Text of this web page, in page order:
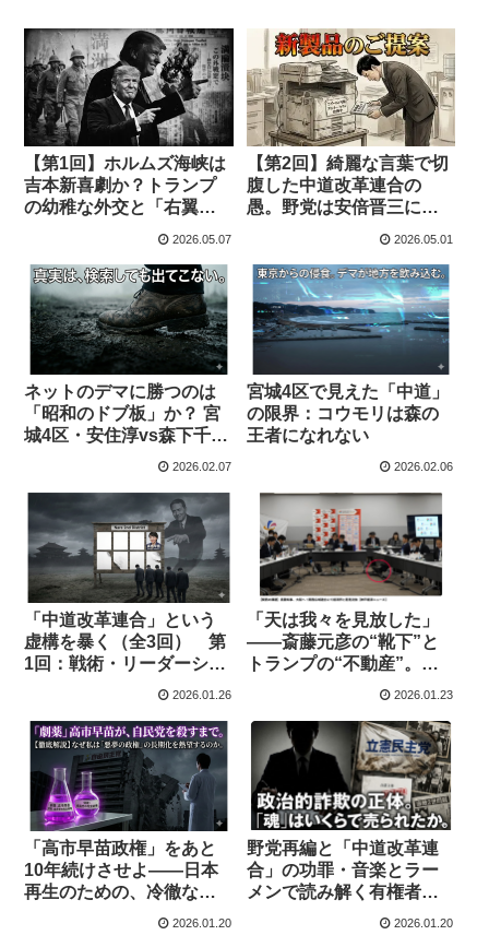
【第1回】ホルムズ海峡は
吉本新喜劇か？トランプ
の幼稚な外交と「右翼は
2026.05.07
【第2回】綺麗な言葉で切
腹した中道改革連合の
愚。野党は安倍晋三に学
う」究極の選挙戦術を直
視せよ
2026.05.01
ネットのデマに勝つのは
「昭和のドブ板」か？ 宮
城4区・安住淳vs森下千里
から見る日本の選挙の分
2026.02.07
宮城4区で見えた「中道」
の限界：コウモリは森の
王者になれない
2026.02.06
「中道改革連合」という
虚構を暴く（全3回） 第
1回：戦術・リーダーシッ
2026.01.26
「天は我々を見放した」
――斎藤元彦の“靴下”と
トランプの“不動産”。政
治家を蝕む「他者性」の
2026.01.23
「高市早苗政権」をあと
10年続けさせよ――日本
再生のための、冷徹なる
「敗北」のススメ
2026.01.20
野党再編と「中道改革連
合」の功罪・音楽とラー
メンで読み解く有権者・
2026.01.20